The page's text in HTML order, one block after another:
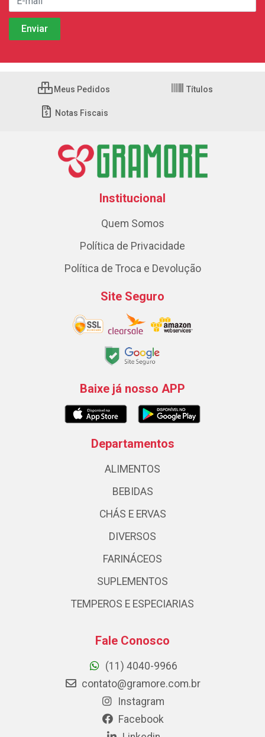
Meus Pedidos Títulos
Notas Fiscais
Institucional
Quem Somos
Política de Privacidade
Política de Troca e Devolução
Site Seguro
Baixe já nosso APP
Departamentos
ALIMENTOS
BEBIDAS
CHÁS E ERVAS
DIVERSOS
FARINÁCEOS
SUPLEMENTOS
TEMPEROS E ESPECIARIAS
Fale Conosco
(11) 4040-9966
contato@gramore.com.br
Instagram
Facebook